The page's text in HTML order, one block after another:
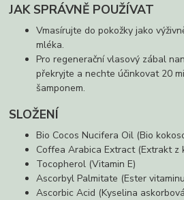
JAK SPRÁVNĚ POUŽÍVAT
Vmasírujte do pokožky jako
mléka.
Pro regenerační vlasový zábal
překryjte a nechte účinkovat 20
šamponem.
SLOŽENÍ
Bio Cocos Nucifera Oil (Bio
Coffea Arabica Extract (Extrakt z
Tocopherol (Vitamin E)
Ascorbyl Palmitate (Ester
Ascorbic Acid (Kyselina